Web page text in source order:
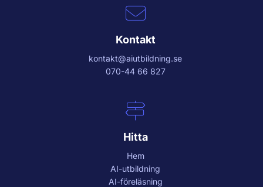
Kontakt
kontakt@aiutbildning.se
070-44 66 827
Hitta
Hem
AI-utbildning
AI-föreläsning